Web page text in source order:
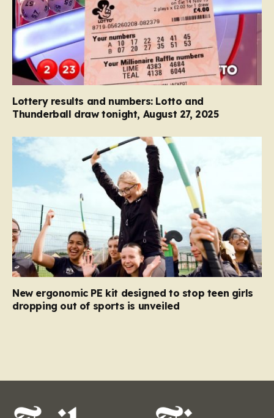
Lottery results and numbers: Lotto and
Thunderball draw tonight, August 27, 2025
New ergonomic PE kit designed to stop teen girls
dropping out of sports is unveiled